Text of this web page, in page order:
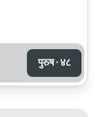
पुरुष · ४८